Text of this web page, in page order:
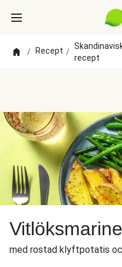
/ Recept /
recept
med rostad klyftpotatis